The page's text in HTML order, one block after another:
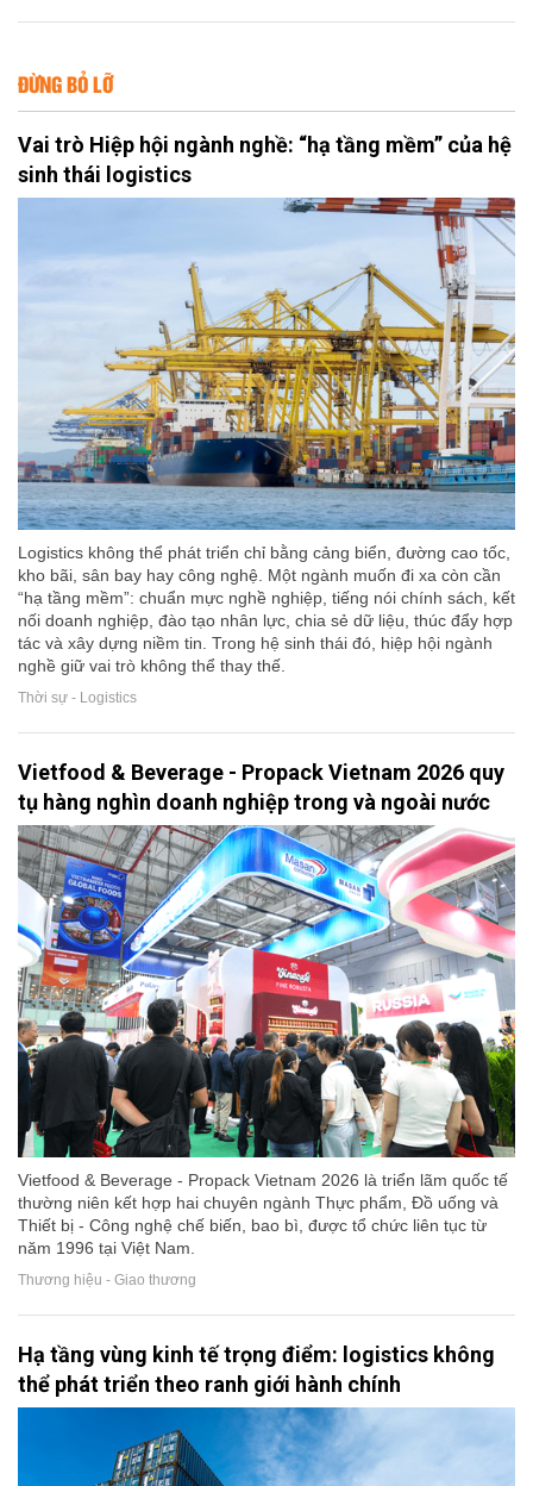
ĐỪNG BỎ LỠ
Vai trò Hiệp hội ngành nghề: “hạ tầng mềm” của hệ
sinh thái logistics
Logistics không thể phát triển chỉ bằng cảng biển, đường cao tốc,
kho bãi, sân bay hay công nghệ. Một ngành muốn đi xa còn cần
“hạ tầng mềm”: chuẩn mực nghề nghiệp, tiếng nói chính sách, kết
nối doanh nghiệp, đào tạo nhân lực, chia sẻ dữ liệu, thúc đẩy hợp
tác và xây dựng niềm tin. Trong hệ sinh thái đó, hiệp hội ngành
nghề giữ vai trò không thể thay thế.
Thời sự - Logistics
Vietfood & Beverage - Propack Vietnam 2026 quy
tụ hàng nghìn doanh nghiệp trong và ngoài nước
Vietfood & Beverage - Propack Vietnam 2026 là triển lãm quốc tế
thường niên kết hợp hai chuyên ngành Thực phẩm, Đồ uống và
Thiết bị - Công nghệ chế biến, bao bì, được tổ chức liên tục từ
năm 1996 tại Việt Nam.
Thương hiệu - Giao thương
Hạ tầng vùng kinh tế trọng điểm: logistics không
thể phát triển theo ranh giới hành chính